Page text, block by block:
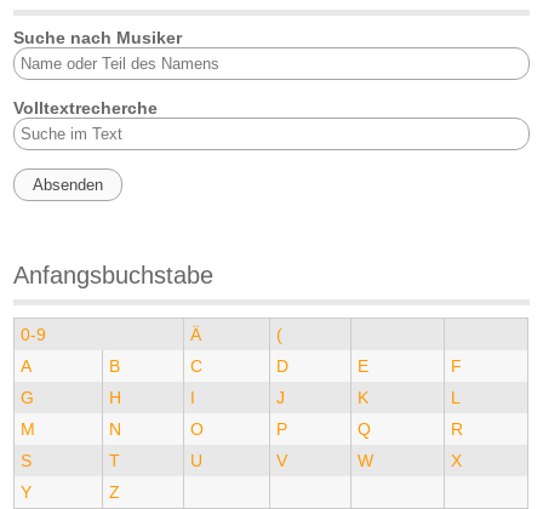
Suche nach Musiker
Volltextrecherche
Anfangsbuchstabe
0-9 Ä
(
A
B C D E
F
G
H I J K
L
M
N O P Q
R
S
T U V W
X
Y
Z